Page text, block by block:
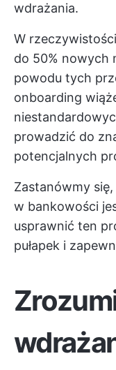
wdrażania.
W
do 50% nowych
powodu tych
onboarding
prowadzić do
potencjalnych
Zastanówmy
w bankowości
usprawnić ten
pułapek i